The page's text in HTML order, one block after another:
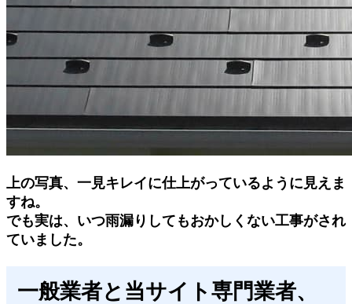
上の写真、一見キレイに仕上がっているように見えま
すね。
でも実は、いつ雨漏りしてもおかしくない工事がされ
ていました。
一般業者と当サイト専門業者、